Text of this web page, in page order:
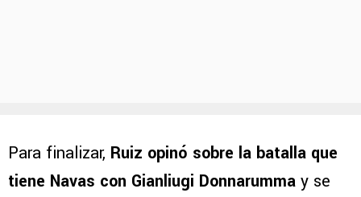
Para finalizar, Ruiz opinó sobre la batalla que
tiene Navas con Gianliugi Donnarumma y se